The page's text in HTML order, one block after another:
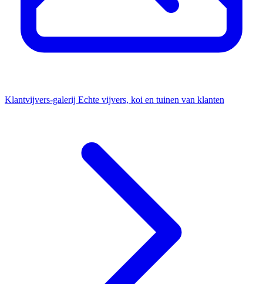
Klantvijvers-galerij Echte vijvers, koi en tuinen van klanten